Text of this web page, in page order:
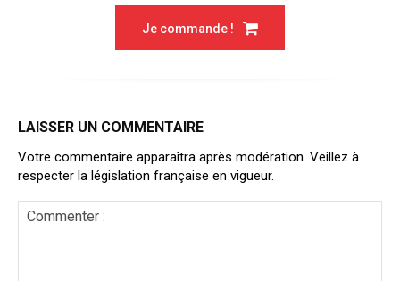
Je commande !
LAISSER UN COMMENTAIRE
Votre commentaire apparaîtra après modération. Veillez à
respecter la législation française en vigueur.